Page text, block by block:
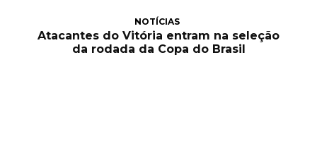
NOTÍCIAS
Atacantes do Vitória entram na seleção
da rodada da Copa do Brasil